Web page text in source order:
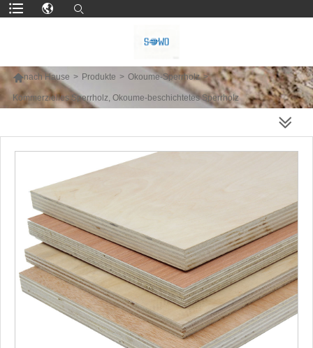
nach Hause > Produkte > Okoume-Sperrholz >
Kommerzielles Sperrholz, Okoume-beschichtetes Sperrholz